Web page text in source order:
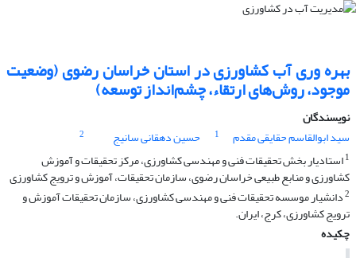
بهره وری آب کشاورزی در استان خراسان رضوی (وضعیت
موجود، روش‌های ارتقاء، چشم‌انداز توسعه)
نویسندگان
سید ابوالقاسم حقایقی مقدم
1 حسین دهقانی سانیج
2
1استادیار بخش تحقیقات فنی و مهندسی کشاورزی، مرکز تحقیقات و آموزش
کشاورزی و منابع طبیعی خراسان رضوی، سازمان تحقیقات، آموزش و ترویج کشاورزی
2دانشیار موسسه تحقیقات فنی و مهندسی کشاورزی، سازمان تحقیقات آموزش و
ترویج کشاورزی، کرج، ایران.
چکیده